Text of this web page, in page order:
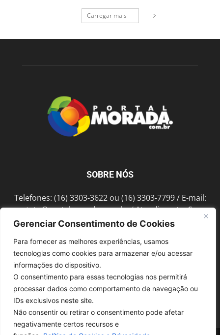
Gerenciar Consentimento de Cookies
Para fornecer as melhores experiências, usamos
tecnologias como cookies para armazenar e/ou acessar
informações do dispositivo.
O consentimento para essas tecnologias nos permitirá
processar dados como comportamento de navegação ou
IDs exclusivos neste site.
Não consentir ou retirar o consentimento pode afetar
negativamente certos recursos e
Carregar mais
SOBRE NÓS
Telefones: (16) 3303-3622 ou (16) 3303-7799 / E-mail:
contato@portalmorada.com.br/ Atendimento: Seg a
Sex das 8h às 18h / Endereço: Av. Bento de Abreu, 889
SIGA-NOS